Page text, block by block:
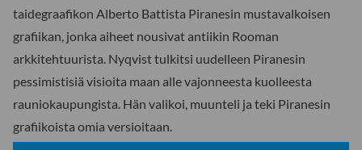
taidegraafikon Alberto Battista Piranesin mustavalkoisen
grafiikan, jonka aiheet nousivat antiikin Rooman
arkkitehtuurista. Nyqvist tulkitsi uudelleen Piranesin
pessimistisiä visioita maan alle vajonneesta kuolleesta
rauniokaupungista. Hän valikoi, muunteli ja teki Piranesin
grafiikoista omia versioitaan.